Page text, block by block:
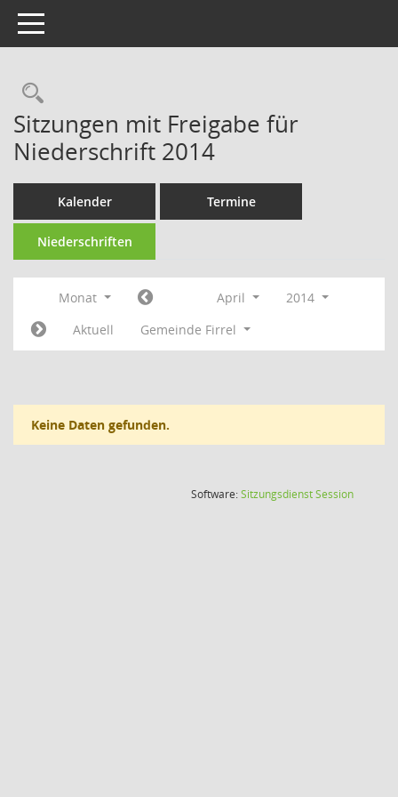
Toggle navigation
Rechercheauswahl
Sitzungen mit Freigabe für
Niederschrift 2014
Kalender Termine
Niederschriften
Monat April
2014
Aktuell
Gemeinde Firrel
Keine Daten gefunden.
Software:SitzungsdienstSession(Wird in